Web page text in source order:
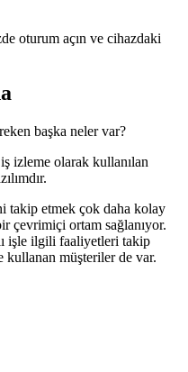
oturum açın ve cihazdaki
başka neler var?
izleme olarak kullanılan
takip etmek çok daha kolay
çevrimiçi ortam sağlanıyor.
işle ilgili faaliyetleri takip
kullanan müşteriler de var.